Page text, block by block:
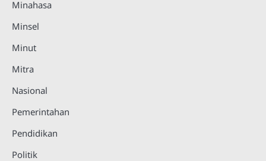
Minahasa
Minsel
Minut
Mitra
Nasional
Pemerintahan
Pendidikan
Politik